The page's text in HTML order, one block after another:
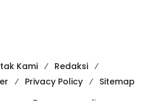
Kami
Redaksi
Privacy Policy
Sitemap